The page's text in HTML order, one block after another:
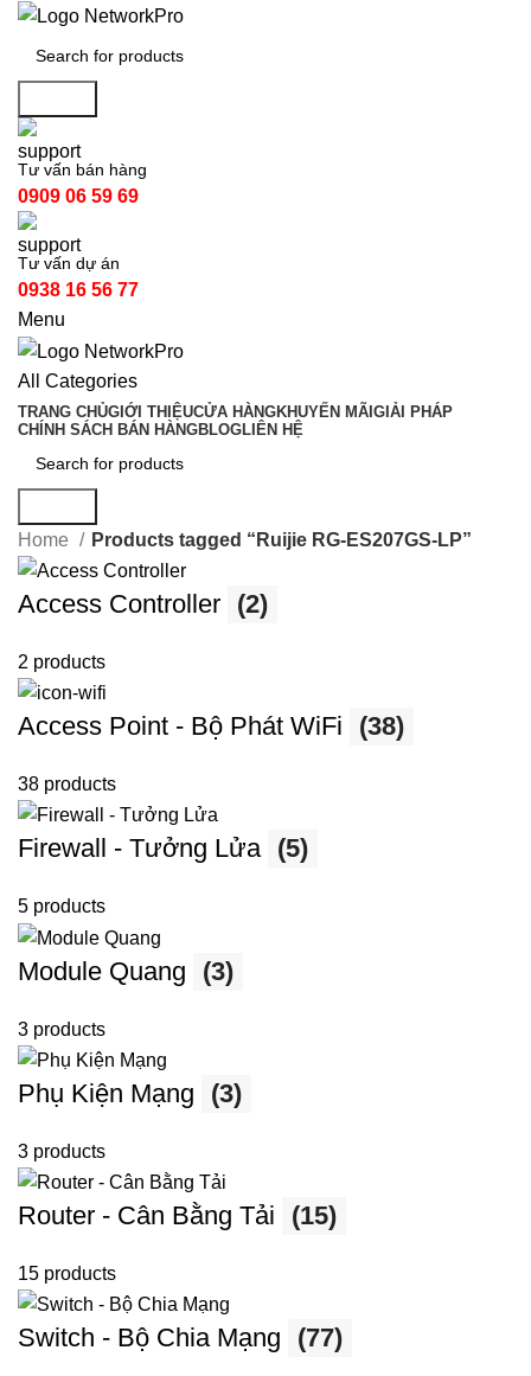
Tư vấn bán hàng
0909 06 59 69
Tư vấn dự án
0938 16 56 77
Menu
All Categories
TRANG CHỦGIỚI THIỆUCỬA HÀNGKHUYẾN MÃIGIẢI PHÁP
CHÍNH SÁCH BÁN HÀNGBLOGLIÊN HỆ
Home
Products tagged “Ruijie RG-ES207GS-LP”
Access Controller (2)
2 products
Access Point - Bộ Phát WiFi (38)
38 products
Firewall - Tưởng Lửa (5)
5 products
Module Quang (3)
3 products
Phụ Kiện Mạng (3)
3 products
Router - Cân Bằng Tải (15)
15 products
Switch - Bộ Chia Mạng (77)